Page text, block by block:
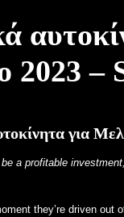
Newswire
Learning English
2023 –
για
a profitable
they’re driven